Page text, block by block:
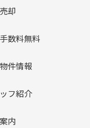
却
数料無料
件情報
フ紹介
内